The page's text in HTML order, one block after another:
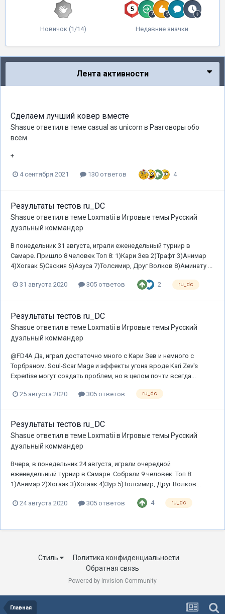
Новичок (1/14) Недавние значки
Лента активности
Сделаем лучший ковер вместе
Shasue ответил в теме casual as unicorn в Разговоры обо
всём
+
4 сентября 2021 130 ответов 4
Результаты тестов ru_DC
Shasue ответил в теме Loxmatii в Игровые темы Русский
дуэльный коммандер
В понедельник 31 августа, играли еженедельный турнир в
Самаре. Пришло 8 человек Топ 8: 1)Кари Зев 2)Трафт 3)Анимар
4)Хогаак 5)Саския 6)Азуса 7)Толсимир, Друг Волков 8)Аминату ...
31 августа 2020 305 ответов 2 ru_dc
Результаты тестов ru_DC
Shasue ответил в теме Loxmatii в Игровые темы Русский
дуэльный коммандер
@FD4A Да, играл достаточно много с Кари Зев и немного с
Торбраном. Soul-Scar Mage и эффекты угона вроде Kari Zev's
Expertise могут создать проблем, но в целом почти всегда...
25 августа 2020 305 ответов ru_dc
Результаты тестов ru_DC
Shasue ответил в теме Loxmatii в Игровые темы Русский
дуэльный коммандер
Вчера, в понедельник 24 августа, играли очередной
еженедельный турнир в Самаре. Собрали 9 человек. Топ 8:
1)Анимар 2)Хогаак 3)Хогаак 4)Зур 5)Толсимир, Друг Волков...
24 августа 2020 305 ответов 4 ru_dc
Стиль
Политика конфиденциальности
Обратная связь
Powered by Invision Community
Главная